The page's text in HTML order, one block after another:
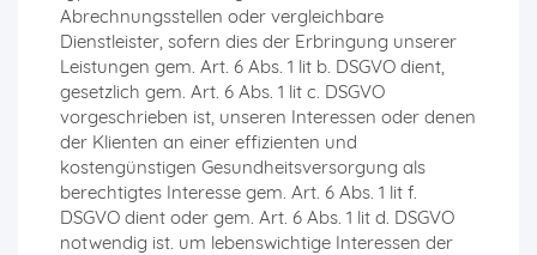
Abrechnungsstellen oder vergleichbare
Dienstleister, sofern dies der Erbringung unserer
Leistungen gem. Art. 6 Abs. 1 lit b. DSGVO dient,
gesetzlich gem. Art. 6 Abs. 1 lit c. DSGVO
vorgeschrieben ist, unseren Interessen oder denen
der Klienten an einer effizienten und
kostengünstigen Gesundheitsversorgung als
berechtigtes Interesse gem. Art. 6 Abs. 1 lit f.
DSGVO dient oder gem. Art. 6 Abs. 1 lit d. DSGVO
notwendig ist. um lebenswichtige Interessen der